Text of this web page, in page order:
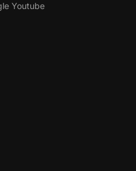
Youtube